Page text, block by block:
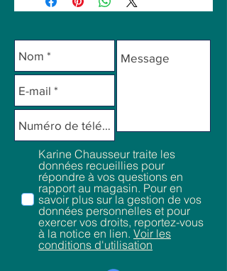
Karine Chausseur traite les
données recueillies pour
répondre à vos questions en
rapport au magasin. Pour en
savoir plus sur la gestion de vos
données personnelles et pour
exercer vos droits, reportez-vous
à la notice en lien. Voir les
conditions d'utilisation